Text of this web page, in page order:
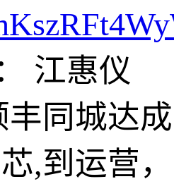
江惠仪
丰同城达
,到运营